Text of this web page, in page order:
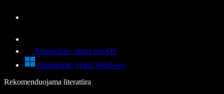
Atsisiųskite, skirta macOS
Atsisiųskite, skirta Windows
Rekomenduojama literatūra